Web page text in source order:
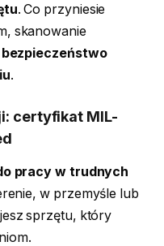
. Co przyniesie
skanowanie
bezpieczeństwo
.
certyfikat MIL-
pracy w trudnych
w przemyśle lub
sprzętu, który